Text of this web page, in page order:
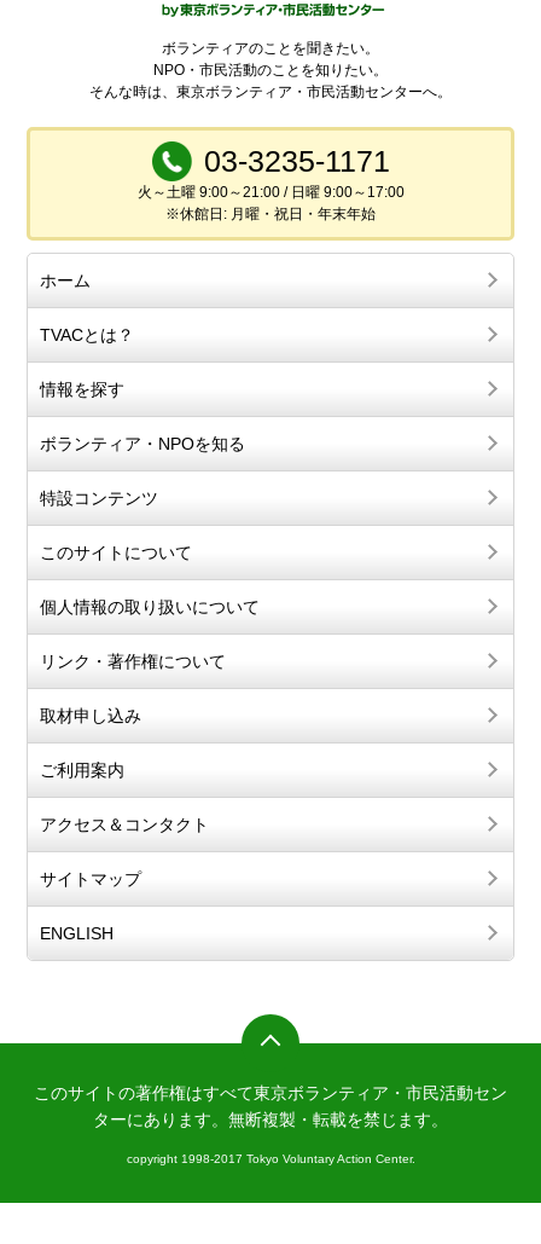
ボランティアのことを聞きたい。
NPO・市民活動のことを知りたい。
そんな時は、東京ボランティア・市民活動センターへ。
03-3235-1171
火～土曜 9:00～21:00 / 日曜 9:00～17:00
※休館日: 月曜・祝日・年末年始
ホーム
TVACとは？
情報を探す
ボランティア・NPOを知る
特設コンテンツ
このサイトについて
個人情報の取り扱いについて
リンク・著作権について
取材申し込み
ご利用案内
アクセス＆コンタクト
サイトマップ
ENGLISH
このサイトの著作権はすべて東京ボランティア・市民活動セン
ターにあります。 無断複製・転載を禁じます。
copyright 1998-2017 Tokyo Voluntary Action Center.